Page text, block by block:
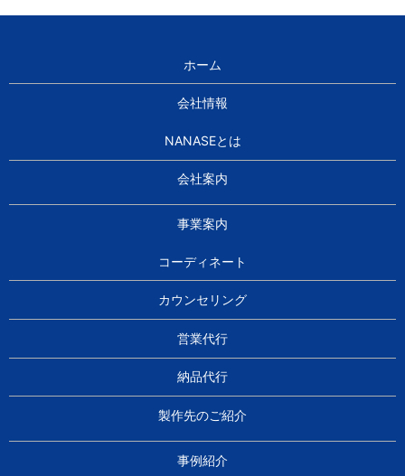
ホーム
会社情報
NANASEとは
会社案内
事業案内
コーディネート
カウンセリング
営業代行
納品代行
製作先のご紹介
事例紹介